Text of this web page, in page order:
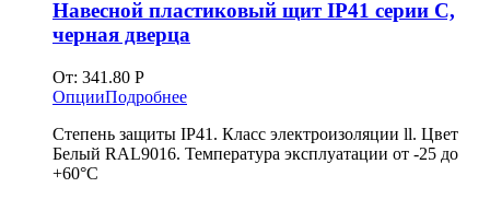
Навесной пластиковый щит IP41 серии C,
черная дверца
От: 341.80 Р
ОпцииПодробнее
Степень защиты IP41. Класс электроизоляции ll. Цвет
Белый RAL9016. Температура эксплуатации от -25 до
+60°С